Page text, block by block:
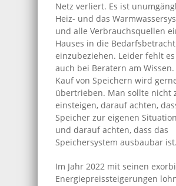
Netz verliert. Es ist
Heiz- und das
und alle Verbrauchsquellen
Hauses in die
einzubeziehen. Leider fehlt
auch bei Beratern am Wissen.
Kauf von Speichern wird
übertrieben. Man sollte nicht
einsteigen, darauf achten,
Speicher zur eigenen
und darauf achten, dass das
Speichersystem ausbaubar
Im Jahr 2022 mit seinen
Energiepreissteigerungen